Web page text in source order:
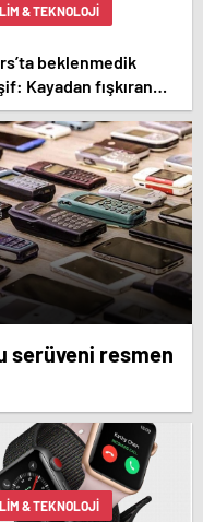
& TEKNOLOJI
beklenmedik
Kayadan fışkıran
kristaller gizemli
ışık tutacak
serüveni resmen
& TEKNOLOJI